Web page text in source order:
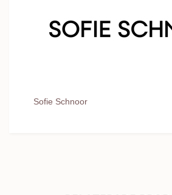
Sofie Schnoor